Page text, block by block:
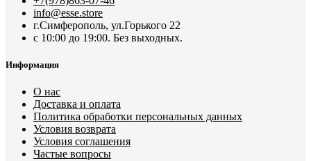
info@esse.store
г.Симферополь, ул.Горького 22
с 10:00 до 19:00. Без выходных.
Информация
О нас
Доставка и оплата
Политика обработки персональных данных
Условия возврата
Условия соглашения
Частые вопросы